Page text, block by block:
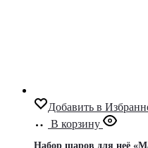
Добавить в
В корзину
Набор шаров для неё